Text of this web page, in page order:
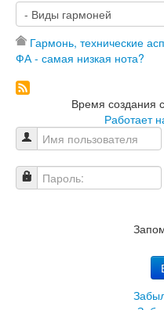
Гармонь, технические
ФА - самая низкая нота?
Время создания
Работает
Имя пользователя
Пароль: